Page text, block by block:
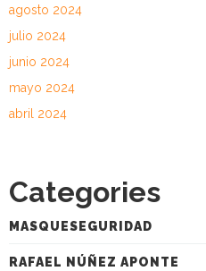
agosto 2024
julio 2024
junio 2024
mayo 2024
abril 2024
Categories
MASQUESEGURIDAD
RAFAEL NÚÑEZ APONTE